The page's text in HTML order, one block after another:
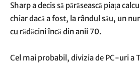
Sharp a decis să părăsească piața
chiar dacă a fost, la rândul său, un
cu rădăcini încă din anii 70.
Cel mai probabil, divizia de PC-uri a